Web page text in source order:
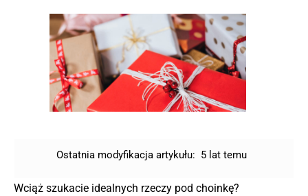
Ostatnia modyfikacja artykułu: 5 lat temu
Wciąż szukacie idealnych rzeczy pod choinkę?